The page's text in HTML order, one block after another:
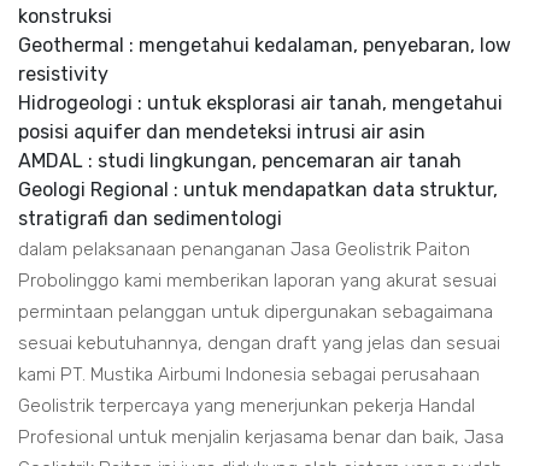
konstruksi
Geothermal : mengetahui kedalaman, penyebaran, low
resistivity
Hidrogeologi : untuk eksplorasi air tanah, mengetahui
posisi aquifer dan mendeteksi intrusi air asin
AMDAL : studi lingkungan, pencemaran air tanah
Geologi Regional : untuk mendapatkan data struktur,
stratigrafi dan sedimentologi
dalam pelaksanaan penanganan Jasa Geolistrik Paiton
Probolinggo kami memberikan laporan yang akurat sesuai
permintaan pelanggan untuk dipergunakan sebagaimana
sesuai kebutuhannya, dengan draft yang jelas dan sesuai
kami PT. Mustika Airbumi Indonesia sebagai perusahaan
Geolistrik terpercaya yang menerjunkan pekerja Handal
Profesional untuk menjalin kerjasama benar dan baik, Jasa